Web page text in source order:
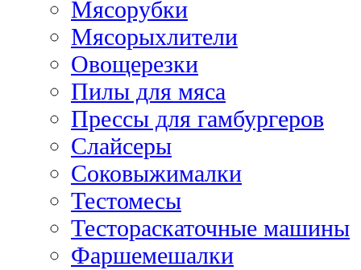
Мясорубки
Мясорыхлители
Овощерезки
Пилы для мяса
Прессы для гамбургеров
Слайсеры
Соковыжималки
Тестомесы
Тестораскаточные машины
Фаршемешалки